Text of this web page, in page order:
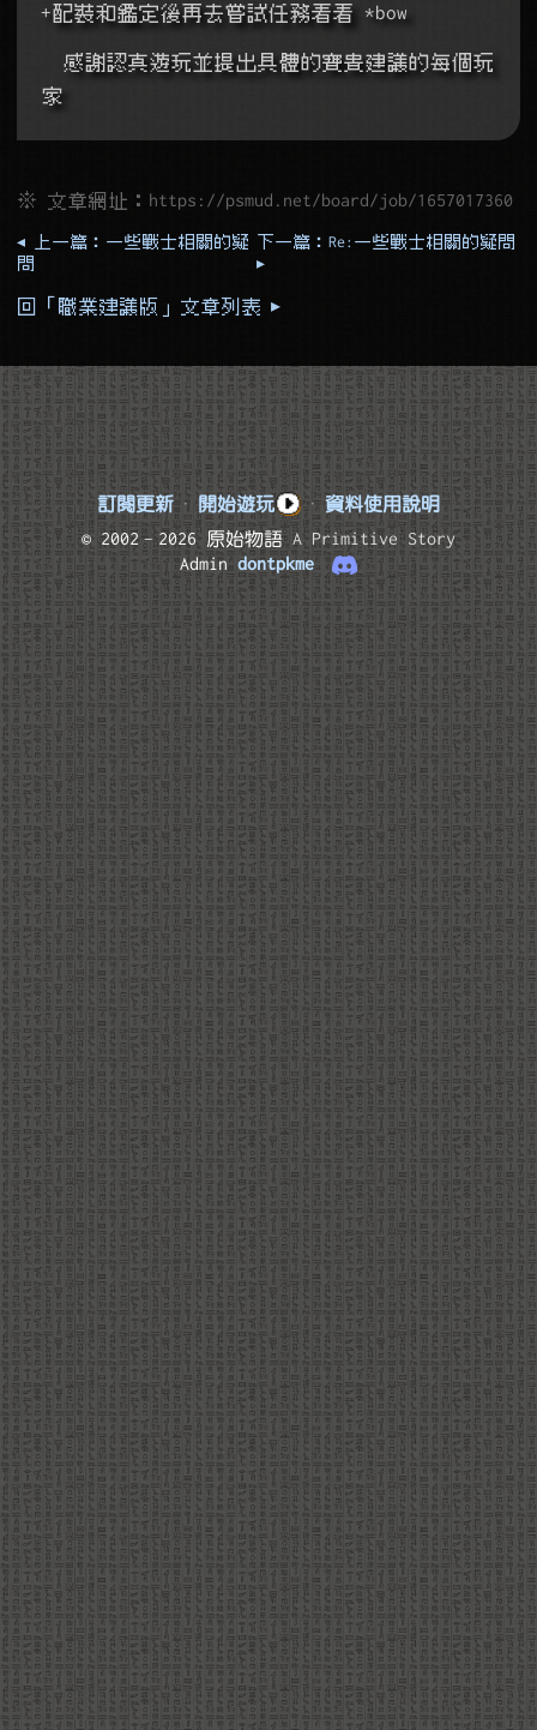
+配裝和鑑定後再去嘗試任務看看 *bow
家
※ 文章網址： https://psmud.net/board/job/1657017360
◂ 上一篇：一些戰士相關的疑
問
下一篇：Re:一些戰士相關的疑問
▸
回「職業建議版」文章列表 ▸
訂閱更新 · 開始遊玩 · 資料使用說明
© 2002–2026 原始物語 A Primitive Story
Admin dontpkme